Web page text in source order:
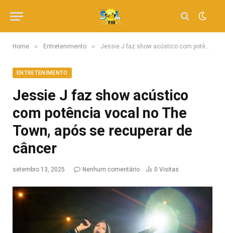
Home » Entretenimento » Jessie J faz show acústico com potência vocal no The Town, após se recuperar de câncer
ENTRETENIMENTO
Jessie J faz show acústico
com potência vocal no The
Town, após se recuperar de
câncer
setembro 13, 2025 Nenhum comentário 0 Visitas